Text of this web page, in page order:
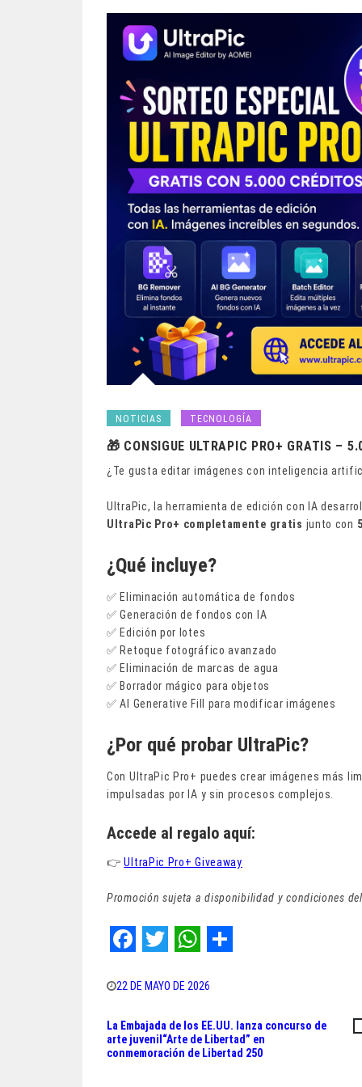
NOTICIAS TECNOLOGÍA
🎁 CONSIGUE ULTRAPIC PRO+ GRATIS –
¿Te gusta editar imágenes con inteligencia
UltraPic, la herramienta de edición con IA
UltraPic Pro+ completamente gratis junto con
¿Qué incluye?
✅ Eliminación automática de fondos
✅ Generación de fondos con IA
✅ Edición por lotes
✅ Retoque fotográfico avanzado
✅ Eliminación de marcas de agua
✅ Borrador mágico para objetos
✅ AI Generative Fill para modificar imágenes
¿Por qué probar UltraPic?
Con UltraPic Pro+ puedes crear imágenes más
impulsadas por IA y sin procesos complejos.
Accede al regalo aquí:
👉UltraPic Pro+ Giveaway
Promoción sujeta a disponibilidad y condiciones
a
c
e
w
i
t
h
a
t
h
a
r
22 DE MAYO DE 2026
Navegación
de
La Embajada de los EE.UU. lanza concurso de
arte juvenil“Arte de Libertad” en
conmemoración de Libertad 250